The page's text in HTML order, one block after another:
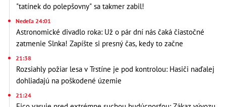
"tatínek do polepšovny" sa takmer zabil!
Nedeľa 24:01
Astronomické divadlo roka: Už o pár dní nás čaká čiastočné
zatmenie Slnka! Zapíšte si presný čas, kedy to začne
21:38
Rozsiahly požiar lesa v Trstíne je pod kontrolou: Hasiči naďalej
dohliadajú na poškodené územie
21:24